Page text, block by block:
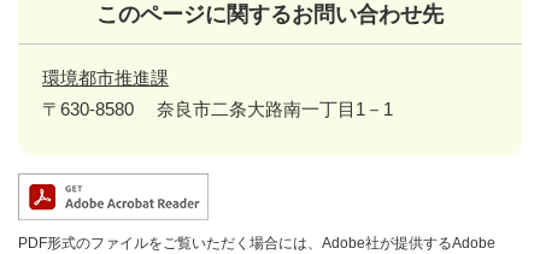
このページに関するお問い合わせ先
環境都市推進課
〒630-8580
奈良市二条大路南一丁目1－1
PDF形式のファイルをご覧いただく場合には、Adobe社が提供するAdobe